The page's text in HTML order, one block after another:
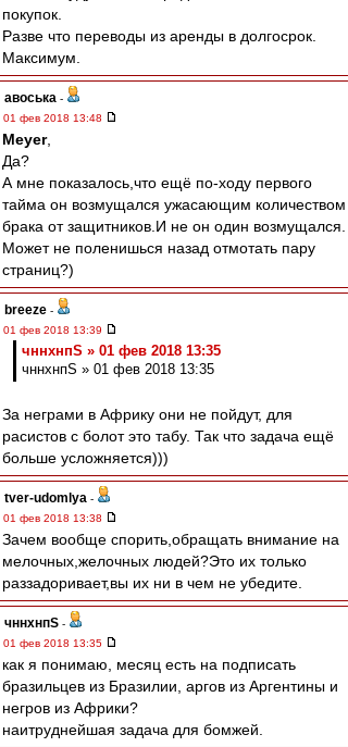
покупок.
Разве что переводы из аренды в долгосрок.
Максимум.
авоська -
01 фев 2018 13:48
Meyer,
Да?
А мне показалось,что ещё по-ходу первого
тайма он возмущался ужасающим количеством
брака от защитников.И не он один возмущался.
Может не поленишься назад отмотать пару
страниц?)
breeze -
01 фев 2018 13:39
чннхнпS » 01 фев 2018 13:35
чннхнпS » 01 фев 2018 13:35
За неграми в Африку они не пойдут, для
расистов с болот это табу. Так что задача ещё
больше усложняется)))
tver-udomlya -
01 фев 2018 13:38
Зачем вообще спорить,обращать внимание на
мелочных,желочных людей?Это их только
раззадоривает,вы их ни в чем не убедите.
чннхнпS -
01 фев 2018 13:35
как я понимаю, месяц есть на подписать
бразильцев из Бразилии, аргов из Аргентины и
негров из Африки?
наитруднейшая задача для бомжей.